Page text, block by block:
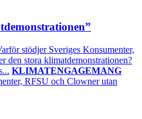
stödjer Sveriges Konsumenter,
den stora klimatdemonstrationen?
KLIMATENGAGEMANG
RFSU och Clowner utan